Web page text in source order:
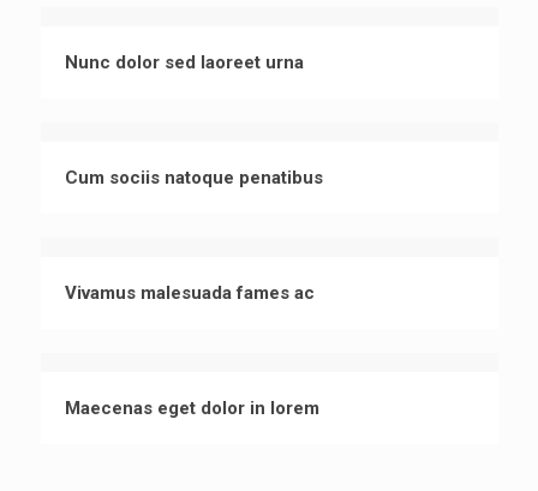
Nunc dolor sed laoreet urna
Cum sociis natoque penatibus
Vivamus malesuada fames ac
Maecenas eget dolor in lorem